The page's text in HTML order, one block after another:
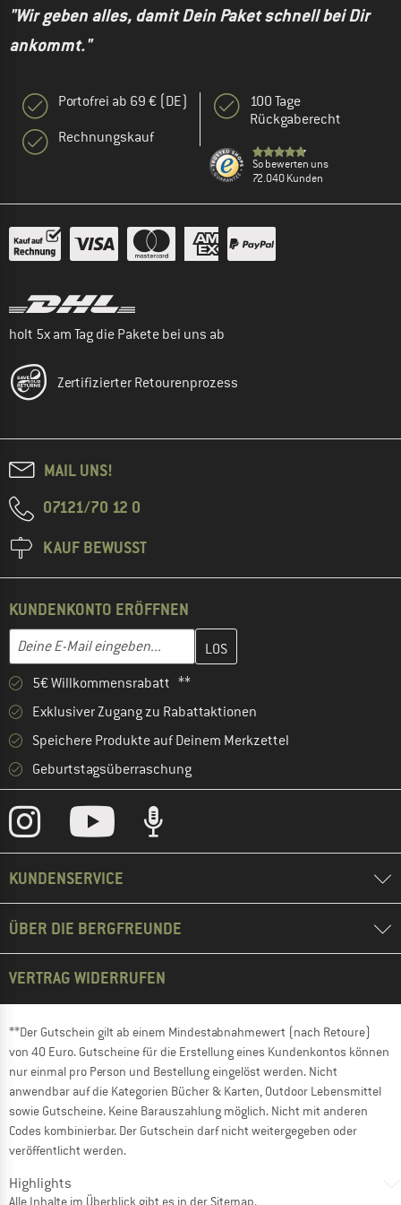
"Wir geben alles, damit Dein Paket schnell bei Dir
ankommt."
Portofrei ab 69 € (DE)
Rechnungskauf
100 Tage
Rückgaberecht
So bewerten uns
72.040 Kunden
holt 5x am Tag die Pakete bei uns ab
Zertifizierter Retourenprozess
MAIL UNS!
07121/70 12 0
KAUF BEWUSST
KUNDENKONTO ERÖFFNEN
E-Mail-Adresse
Gib hier deine E-Mail-Adresse ein und erstelle im nächsten
5€ Willkommensrabatt **
Exklusiver Zugang zu Rabattaktionen
Speichere Produkte auf Deinem Merkzettel
Geburtstagsüberraschung
KUNDENSERVICE
ÜBER DIE BERGFREUNDE
VERTRAG WIDERRUFEN
**Der Gutschein gilt ab einem Mindestabnahmewert (nach Retoure)
von 40 Euro. Gutscheine für die Erstellung eines Kundenkontos können
nur einmal pro Person und Bestellung eingelöst werden. Nicht
anwendbar auf die Kategorien Bücher & Karten, Outdoor Lebensmittel
sowie Gutscheine. Keine Barauszahlung möglich. Nicht mit anderen
Codes kombinierbar. Der Gutschein darf nicht weitergegeben oder
veröffentlicht werden.
Highlights
Alle Inhalte im Überblick gibt es in der Sitemap.